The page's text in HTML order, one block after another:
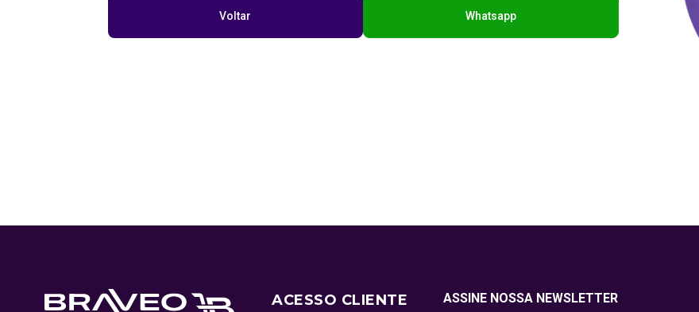
Voltar Whatsapp
ACESSO CLIENTE
ASSINE NOSSA NEWSLETTER